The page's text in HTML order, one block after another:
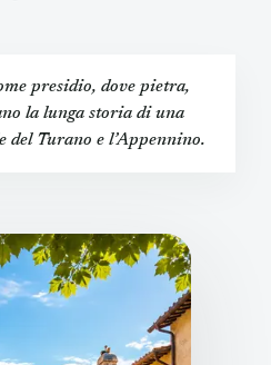
presidio, dove pietra,
la lunga storia di una
del Turano e l’Appennino.